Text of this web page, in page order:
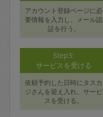
アカウント登録ページに必
要情報を入力し、メール認
証を行う。
Step3:
サービスを受ける
依頼予約した日時にタスカ
ジさんを迎え入れ、サービ
スを受ける。